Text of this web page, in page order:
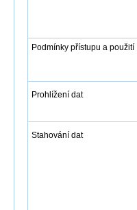
Podmínky přístupu a použití
Prohlížení dat
Stahování dat